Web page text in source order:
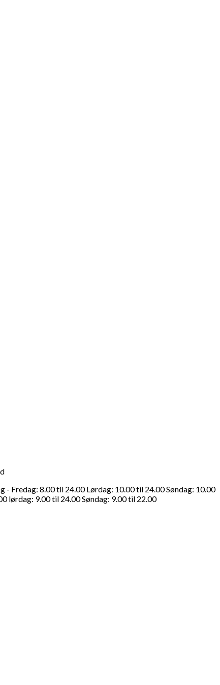
- Fredag: 8.00 til 24.00 Lørdag: 10.00 til 24.00 Søndag: 10.00
lørdag: 9.00 til 24.00 Søndag: 9.00 til 22.00